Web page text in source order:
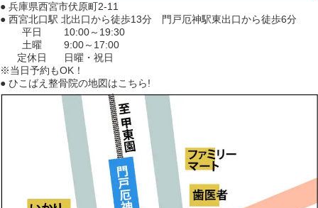
● 兵庫県西宮市伏原町2-11
● 西宮北口駅 北出口から徒歩13分 門戸厄神駅東出口から徒歩6分
平日
10:00～19:30
土曜
9:00～17:00
定休日
日曜・祝日
※当日予約もOK！
● ひこばえ整骨院の地図はこちら!